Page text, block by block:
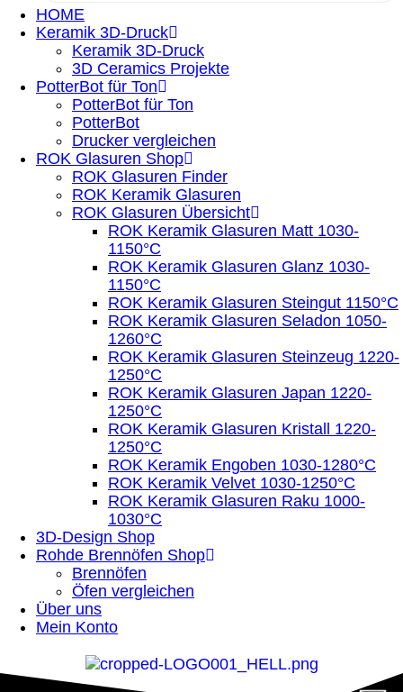
HOME
Keramik 3D-Druck
Keramik 3D-Druck
3D Ceramics Projekte
PotterBot für Ton
PotterBot für Ton
PotterBot
Drucker vergleichen
ROK Glasuren Shop
ROK Glasuren Finder
ROK Keramik Glasuren
ROK Glasuren Übersicht
ROK Keramik Glasuren Matt 1030-
1150°C
ROK Keramik Glasuren Glanz 1030-
1150°C
ROK Keramik Glasuren Steingut 1150°C
ROK Keramik Glasuren Seladon 1050-
1260°C
ROK Keramik Glasuren Steinzeug 1220-
1250°C
ROK Keramik Glasuren Japan 1220-
1250°C
ROK Keramik Glasuren Kristall 1220-
1250°C
ROK Keramik Engoben 1030-1280°C
ROK Keramik Velvet 1030-1250°C
ROK Keramik Glasuren Raku 1000-
1030°C
3D-Design Shop
Rohde Brennöfen Shop
Brennöfen
Öfen vergleichen
Über uns
Mein Konto